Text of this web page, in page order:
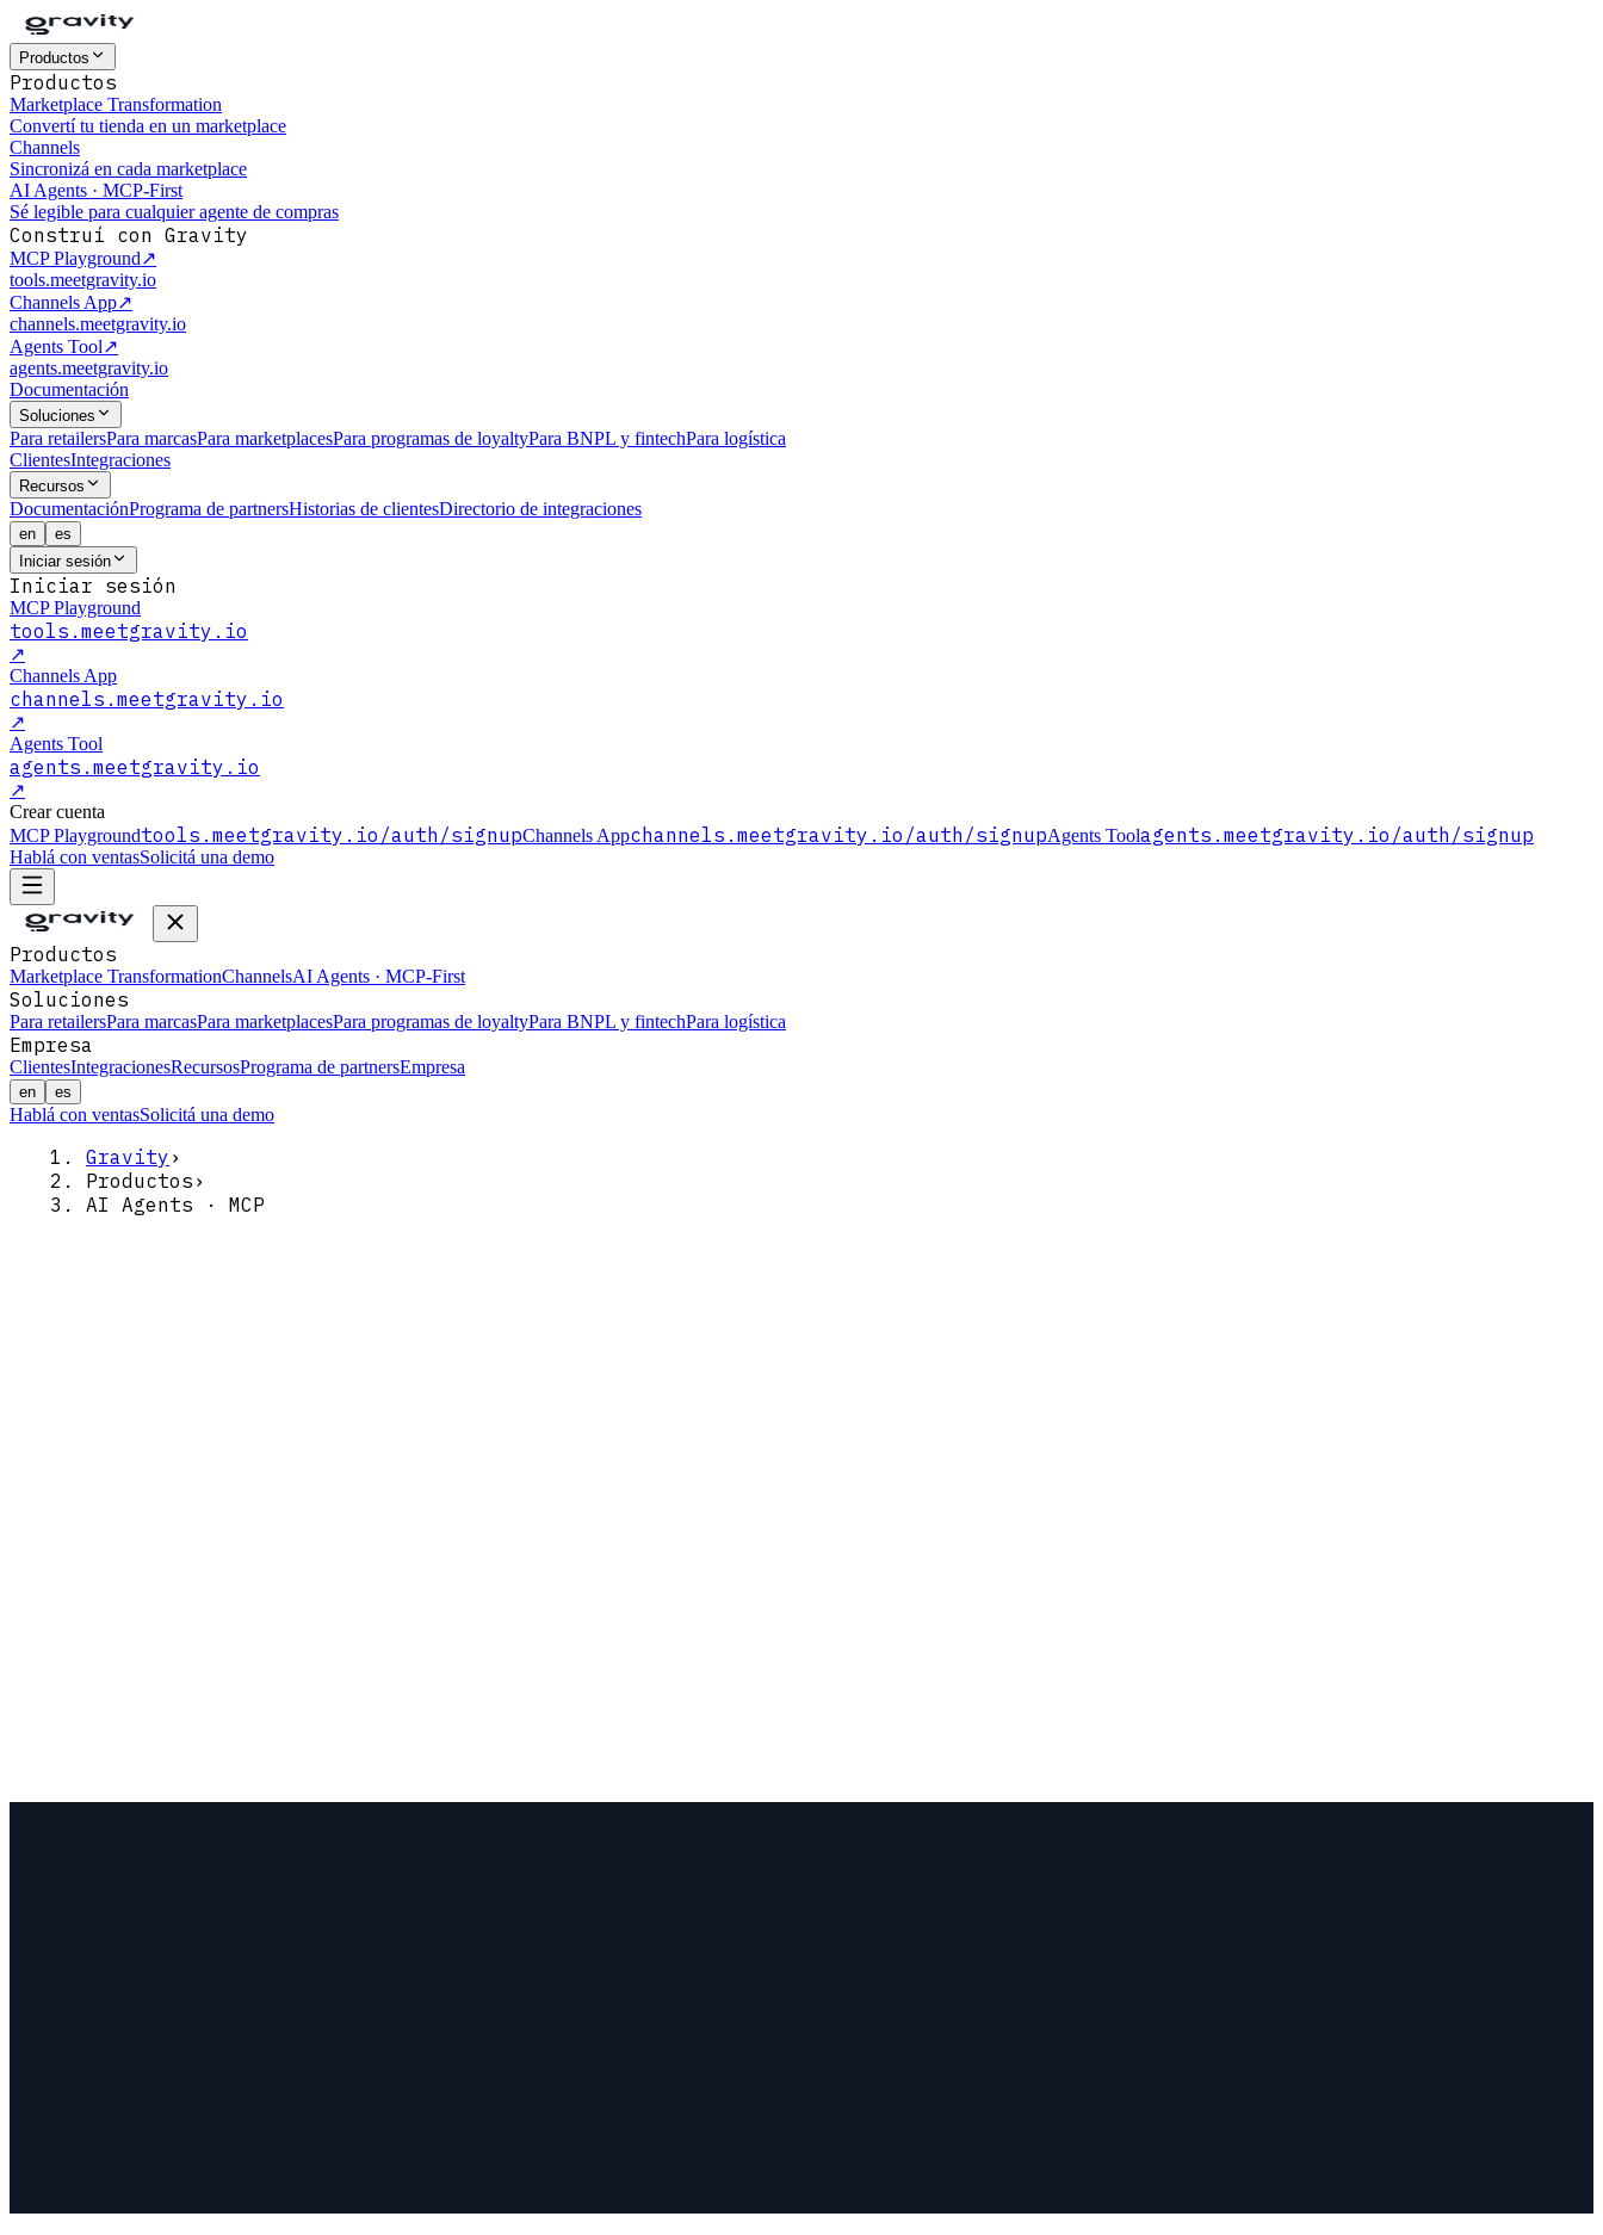
Productos
Productos
Marketplace Transformation
Convertí tu tienda en un marketplace
Channels
Sincronizá en cada marketplace
AI Agents · MCP-First
Sé legible para cualquier agente de compras
Construí con Gravity
MCP Playground↗
tools.meetgravity.io
Channels App↗
channels.meetgravity.io
Agents Tool↗
agents.meetgravity.io
Documentación
Soluciones
Para retailersPara marcasPara marketplacesPara programas de loyaltyPara BNPL y fintechPara logística
ClientesIntegraciones
Recursos
DocumentaciónPrograma de partnersHistorias de clientesDirectorio de integraciones
en
es
Iniciar sesión
Iniciar sesión
MCP Playground
tools.meetgravity.io
↗
Channels App
channels.meetgravity.io
↗
Agents Tool
agents.meetgravity.io
↗
Crear cuenta
MCP Playgroundtools.meetgravity.io /auth/signupChannels Appchannels.meetgravity.io /auth/signupAgents Toolagents.meetgravity.io /auth/signup
Hablá con ventasSolicitá una demo
Productos
Marketplace TransformationChannelsAI Agents · MCP-First
Soluciones
Para retailersPara marcasPara marketplacesPara programas de loyaltyPara BNPL y fintechPara logística
Empresa
ClientesIntegracionesRecursosPrograma de partnersEmpresa
en es
Hablá con ventasSolicitá una demo
Gravity ›
Productos ›
AI Agents · MCP